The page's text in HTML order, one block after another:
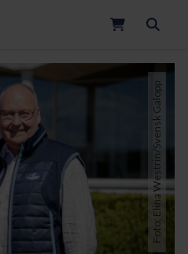
Foto: Elina Westrin/Svensk Galopp